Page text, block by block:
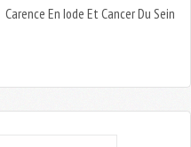
Carence En Iode Et Cancer Du Sein